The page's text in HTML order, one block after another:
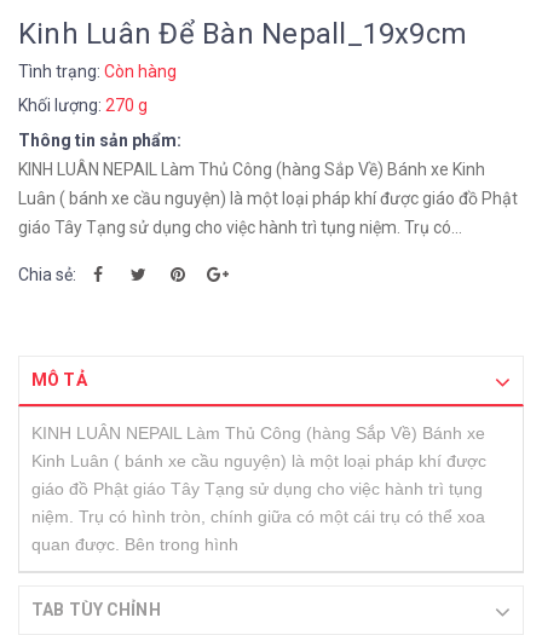
Kinh Luân Để Bàn Nepall_19x9cm
Tình trạng: Còn hàng
Khối lượng: 270 g
Thông tin sản phẩm:
KINH LUÂN NEPAlL Làm Thủ Công (hàng Sắp Về) Bánh xe Kinh
Luân ( bánh xe cầu nguyện) là một loại pháp khí được giáo đồ Phật
giáo Tây Tạng sử dụng cho việc hành trì tụng niệm. Trụ có...
Chia sẻ:
MÔ TẢ
KINH LUÂN NEPAlL Làm Thủ Công (hàng Sắp Về) Bánh xe
Kinh Luân ( bánh xe cầu nguyện) là một loại pháp khí được
giáo đồ Phật giáo Tây Tạng sử dụng cho việc hành trì tụng
niệm. Trụ có hình tròn, chính giữa có một cái trụ có thể xoa
quan được. Bên trong hình
TAB TÙY CHỈNH